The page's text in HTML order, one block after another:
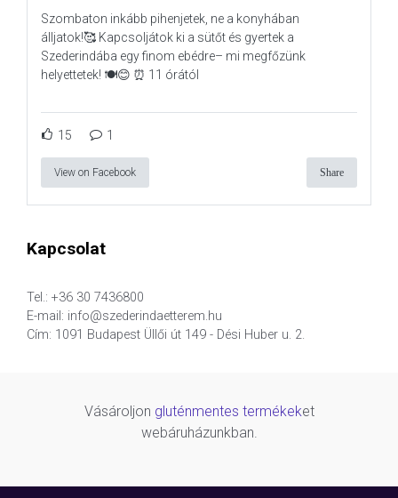
Szombaton inkább pihenjetek, ne a konyhában
álljatok!🥰 Kapcsoljátok ki a sütőt és gyertek a
Szederindába egy finom ebédre– mi megfőzünk
helyettetek! 🍽️😊 ⏰ 11 órától
15 1
View on Facebook Share
Kapcsolat
Tel.: +36 30 7436800
E-mail: info@szederindaetterem.hu
Cím: 1091 Budapest Üllői út 149 - Dési Huber u. 2.
Vásároljon gluténmentes termékeket
webáruházunkban.